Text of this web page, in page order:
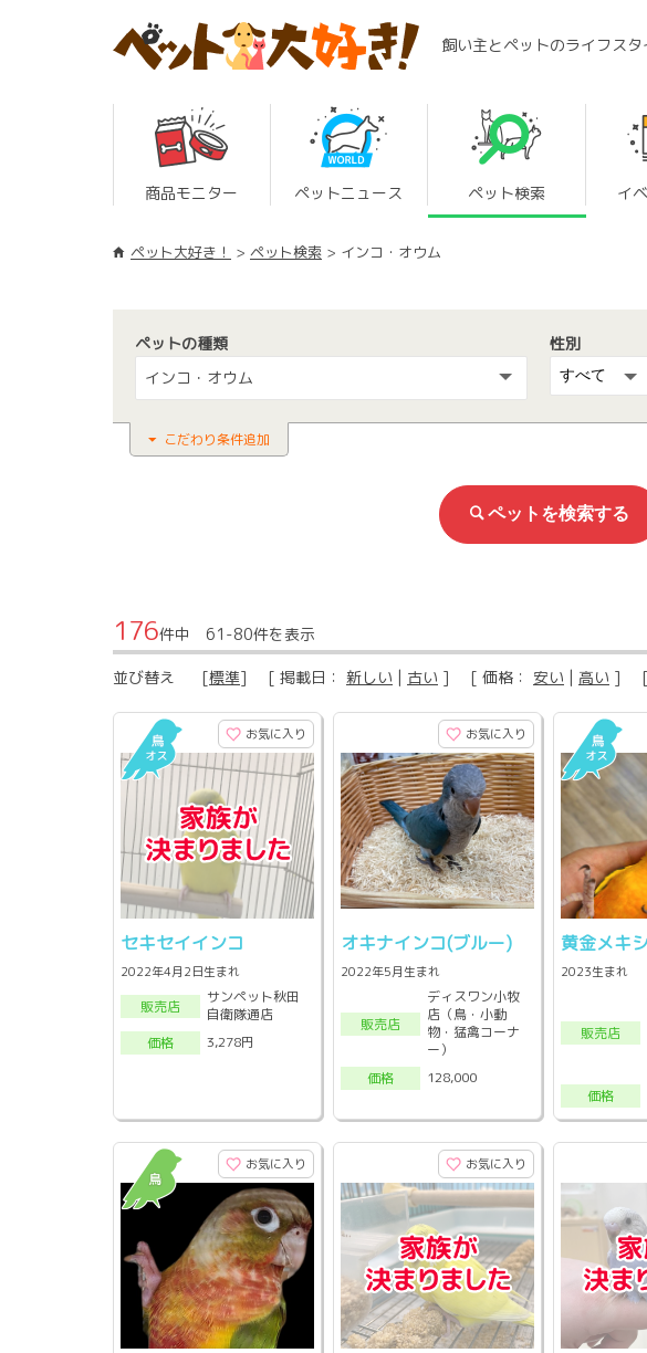
飼い主とペットのライフス
商品モニター ペットニュース ペット検索 イ
ペット大好き！ ペット検索 インコ・オウム
ペットの種類
インコ・オウム
性別
こだわり条件追加
176件中 61-80件を表示
並び替え [標準] [ 掲載日： 新しい | 古い ] [ 価格： 安い | 高い ] [
お気に入り
セキセイインコ
2022年4月2日生まれ
販売店
サンペット秋田
自衛隊通店
価格
3,278円
お気に入り
オキナインコ(ブルー)
2022年5月生まれ
販売店
ディスワン小牧
店（鳥・小動
物・猛禽コーナ
ー）
価格
128,000
黄金メキ
2023生まれ
販売店
価格
お気に入り お気に入り